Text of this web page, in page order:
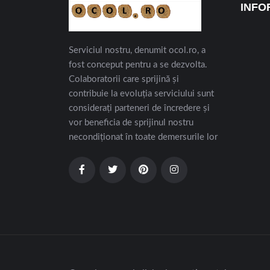
Serviciul nostru, denumit ocol.ro, a
fost conceput pentru a se dezvolta.
Colaboratorii care sprijină și
contribuie la evoluția serviciului sunt
considerați parteneri de încredere și
vor beneficia de sprijinul nostru
necondiționat în toate demersurile lor